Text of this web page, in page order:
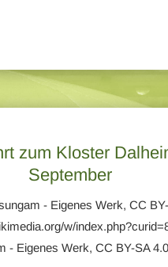
zum Kloster
September
- Eigenes Werk, CC
w/
- Eigenes Werk, CC BY-SA